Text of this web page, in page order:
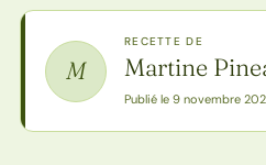
M
RECETTE DE
Martine
Publié le 9 novembre